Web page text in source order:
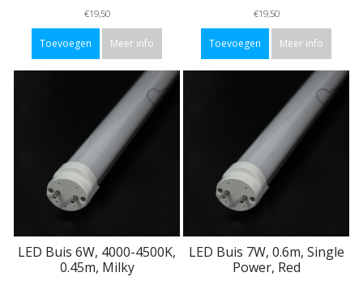
€19,50
Toevoegen Meer info
€19,50
Toevoegen Meer info
LED Buis 6W, 4000-4500K,
0.45m, Milky
LED Buis 7W, 0.6m, Single
Power, Red